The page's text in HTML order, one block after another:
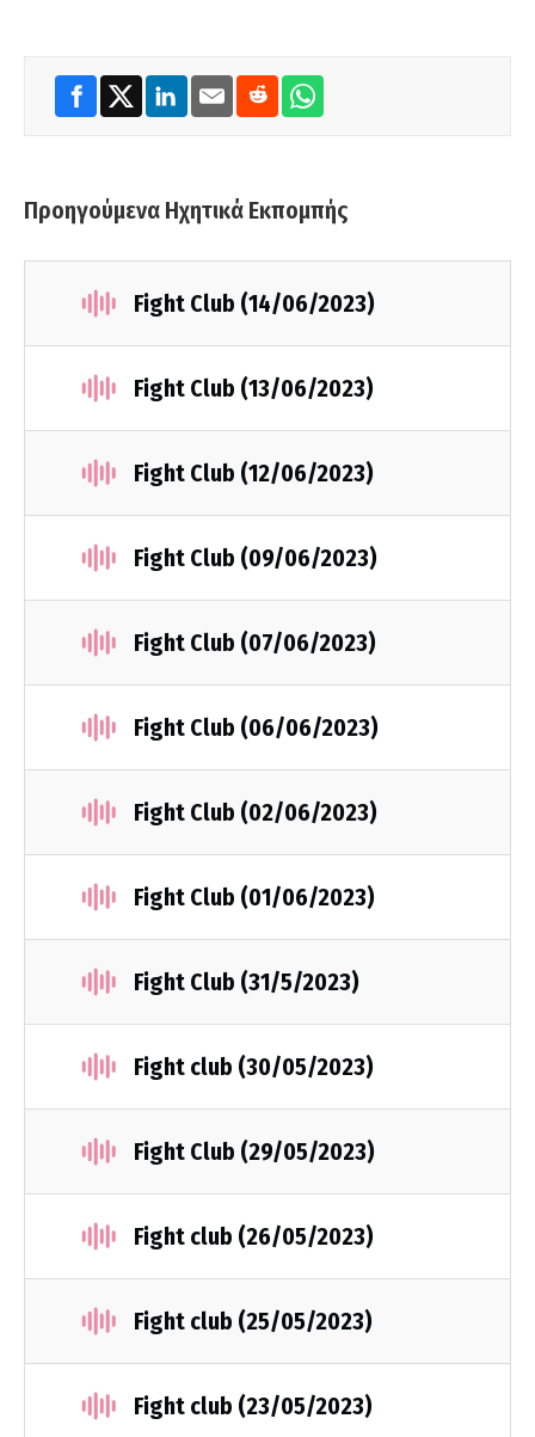
Προηγούμενα Ηχητικά Εκπομπής
Fight Club (14/06/2023)
Fight Club (13/06/2023)
Fight Club (12/06/2023)
Fight Club (09/06/2023)
Fight Club (07/06/2023)
Fight Club (06/06/2023)
Fight Club (02/06/2023)
Fight Club (01/06/2023)
Fight Club (31/5/2023)
Fight club (30/05/2023)
Fight Club (29/05/2023)
Fight club (26/05/2023)
Fight club (25/05/2023)
Fight club (23/05/2023)